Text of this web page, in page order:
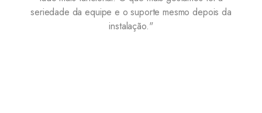
o suporte mesmo depois da